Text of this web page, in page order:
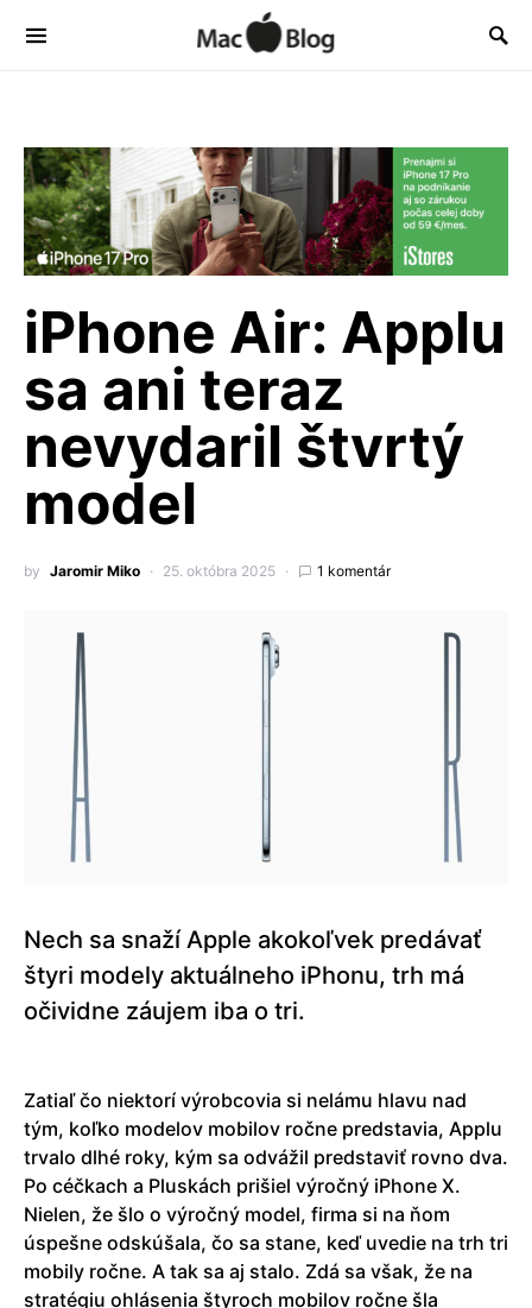
iPhone Air: Applu
sa ani teraz
nevydaril štvrtý
model
by Jaromir Miko 25. októbra 2025 1 komentár
Nech sa snaží Apple akokoľvek predávať
štyri modely aktuálneho iPhonu, trh má
očividne záujem iba o tri.
Zatiaľ čo niektorí výrobcovia si nelámu hlavu nad
tým, koľko modelov mobilov ročne predstavia, Applu
trvalo dlhé roky, kým sa odvážil predstaviť rovno dva.
Po céčkach a Pluskách prišiel výročný iPhone X.
Nielen, že šlo o výročný model, firma si na ňom
úspešne odskúšala, čo sa stane, keď uvedie na trh tri
mobily ročne. A tak sa aj stalo. Zdá sa však, že na
stratégiu ohlásenia štyroch mobilov ročne šla